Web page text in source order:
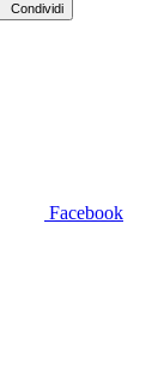
Condividi
Facebook